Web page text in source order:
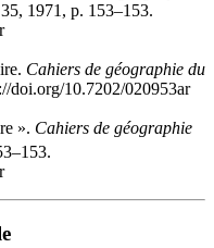
1971, p. 153–153.
Cahiers de géographie du
doi.org/10.7202/020953ar
». Cahiers de géographie